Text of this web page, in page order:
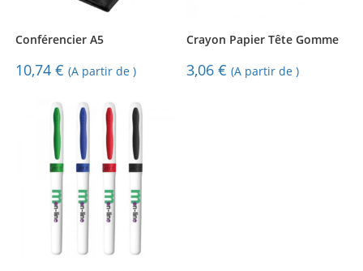
Conférencier A5
10,74 € (A partir de )
Crayon Papier Tête Gomme
3,06€ (A partir de )